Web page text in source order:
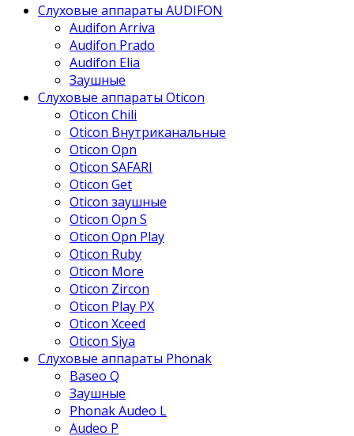
Слуховые аппараты AUDIFON
Audifon Arriva
Audifon Prado
Audifon Elia
Заушные
Слуховые аппараты Oticon
Oticon Chili
Oticon Внутриканальные
Oticon Opn
Oticon SAFARI
Oticon Get
Oticon заушные
Oticon Opn S
Oticon Opn Play
Oticon Ruby
Oticon More
Oticon Zircon
Oticon Play PX
Oticon Xceed
Oticon Siya
Слуховые аппараты Phonak
Baseo Q
Заушные
Phonak Audeo L
Audeo P